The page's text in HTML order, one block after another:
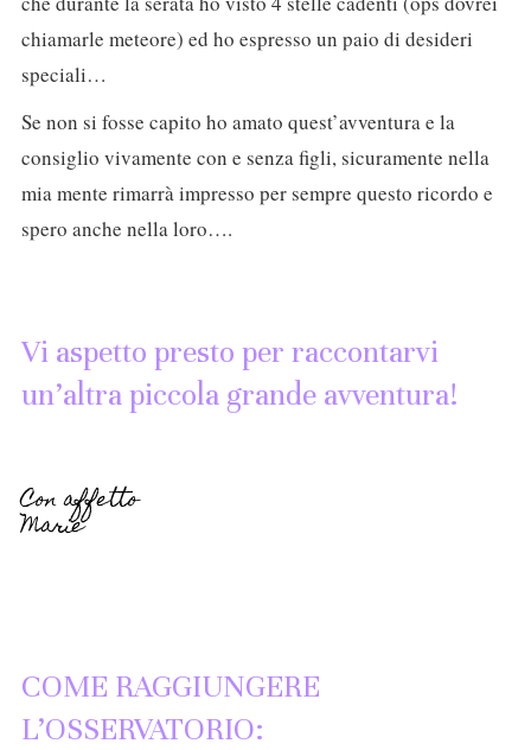
chiamarle meteore) ed ho espresso un paio di desideri
speciali…
Se non si fosse capito ho amato quest’avventura e la
consiglio vivamente con e senza figli, sicuramente nella
mia mente rimarrà impresso per sempre questo ricordo e
spero anche nella loro….
Vi aspetto presto per raccontarvi
un’altra piccola grande avventura!
Con affetto
Marie
COME RAGGIUNGERE
L’OSSERVATORIO: